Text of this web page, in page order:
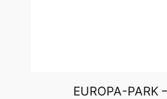
EUROPA-PARK